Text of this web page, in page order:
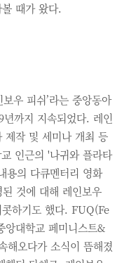
때가 왔다.
우 피쉬’라는 중앙동아
까지 지속되었다. 레인
제작 및 세미나 개최 등
인근의 '나귀와 플라타
용의 다큐멘터리 영화
것에 대해 레인보우
하기도 했다. FUQ(Fe
대학교 페미니스트&
해오다가 소식이 뜸해졌